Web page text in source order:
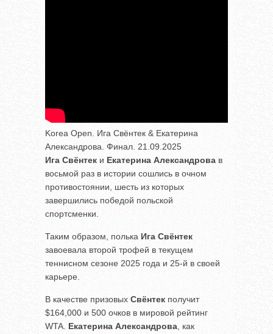
Korea Open. Ига Свёнтек & Екатерина
Александрова. Финал. 21.09.2025
Ига Свёнтек и Екатерина Александрова в
восьмой раз в истории сошлись в очном
противостоянии, шесть из которых
завершились победой польской
спортсменки.
Таким образом, полька Ига Свёнтек
завоевала второй трофей в текущем
теннисном сезоне 2025 года и 25-й в своей
карьере.
В качестве призовых Свёнтек получит
$164,000 и 500 очков в мировой рейтинг
WTA. Екатерина Александрова, как